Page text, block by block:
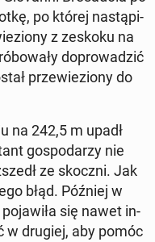
po której na­stą­pi­
z zeskoku na
do­pro­wa­dzić
prze­wie­zio­ny do
na 242,5 m upadł
go­spo­da­rzy nie
ze skoczni. Jak
błąd. Później w
się nawet in­
w drugiej, aby pomóc